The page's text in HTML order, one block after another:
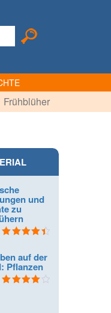
Frühblüher
und
zu
von 5auf der
Pflanzen